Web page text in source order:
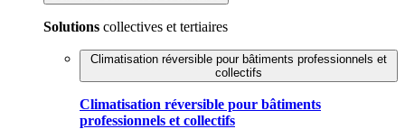
Solutions collectives et tertiaires
Climatisation réversible pour bâtiments professionnels et
collectifs
Climatisation réversible pour bâtiments
professionnels et collectifs